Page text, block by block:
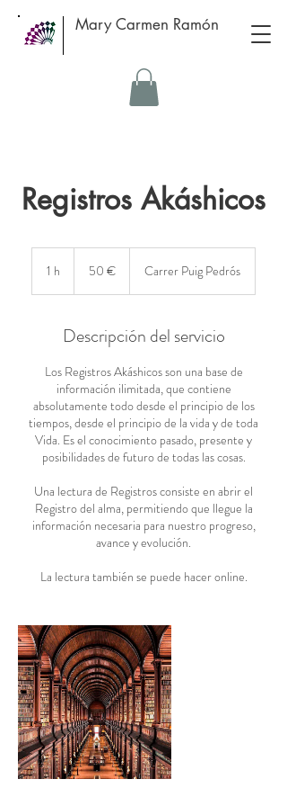
Mary Carmen Ramón
Registros Akáshicos
1 h 50 € Carrer Puig Pedrós
Descripción del servicio
Los Registros Akáshicos son una base de
información ilimitada, que contiene
absolutamente todo desde el principio de los
tiempos, desde el principio de la vida y de toda
Vida. Es el conocimiento pasado, presente y
posibilidades de futuro de todas las cosas.
Una lectura de Registros consiste en abrir el
Registro del alma, permitiendo que llegue la
información necesaria para nuestro progreso,
avance y evolución.
La lectura también se puede hacer online.